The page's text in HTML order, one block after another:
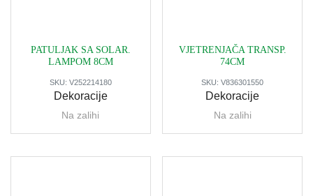
PATULJAK SA SOLAR.
LAMPOM 8CM
SKU: V252214180
Dekoracije
Na zalihi
VJETRENJAČA TRANSP.
74CM
SKU:V836301550
Dekoracije
Na zalihi